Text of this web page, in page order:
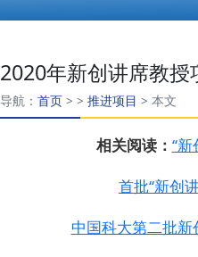
2020年新创讲席教授
导航： 首页 > > 推进项目 > 本文
相关阅读： “
首批“新创
中国科大第二批